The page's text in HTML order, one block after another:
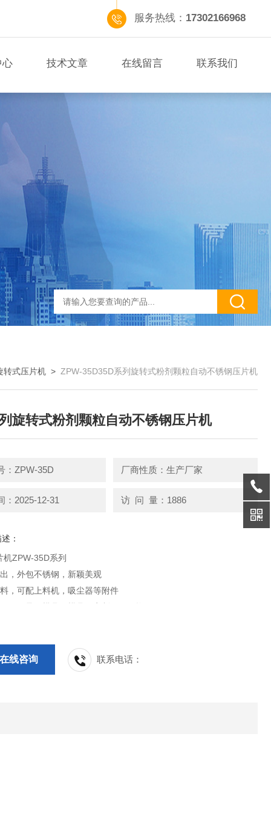
服务热线： 17302166968
心 技术文章 在线留言 联系我们
转式压片机 > ZPW-35D35D系列旋转式粉剂颗粒自动不锈钢压片机
旋转式粉剂颗粒自动不锈钢压片机
：ZPW-35D 厂商性质：生产厂家
：2025-12-31 访 问 量：1886
：
机ZPW-35D系列
，外包不锈钢，新颖美观
，可配上料机，吸尘器等附件
圆形、异形模具，模具可定制，可更换
在线咨询 联系电话：